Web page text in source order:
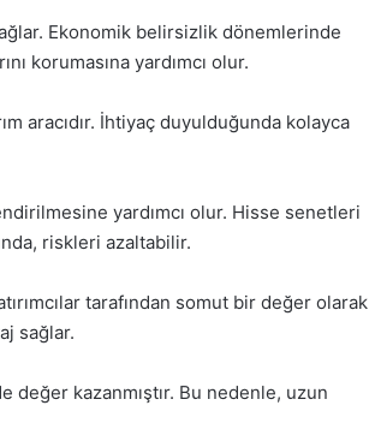
Ekonomik belirsizlik dönemlerinde
korumasına yardımcı olur.
aracıdır. İhtiyaç duyulduğunda kolayca
yardımcı olur. Hisse senetleri
riskleri azaltabilir.
tarafından somut bir değer olarak
sağlar.
kazanmıştır. Bu nedenle, uzun